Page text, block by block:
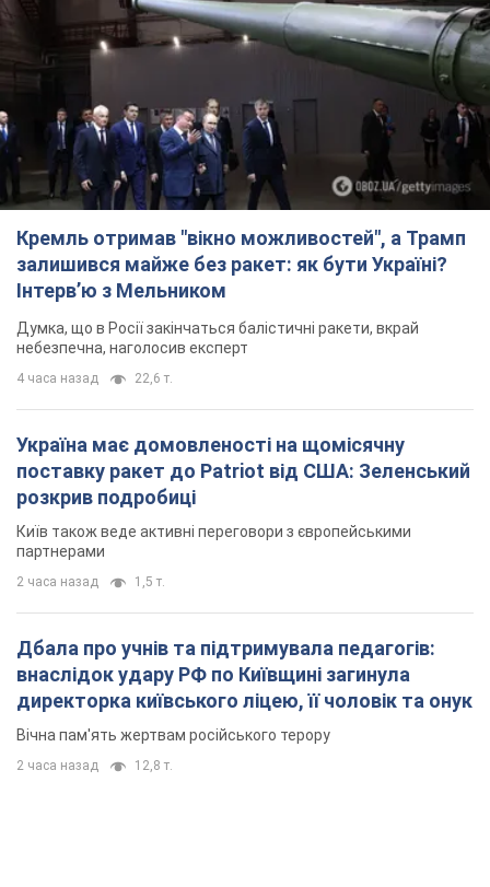
Кремль отримав "вікно можливостей", а Трамп
залишився майже без ракет: як бути Україні?
Інтерв’ю з Мельником
Думка, що в Росії закінчаться балістичні ракети, вкрай
небезпечна, наголосив експерт
4 часа назад 22,6 т.
Україна має домовленості на щомісячну
поставку ракет до Patriot від США: Зеленський
розкрив подробиці
Київ також веде активні переговори з європейськими
партнерами
2 часа назад 1,5 т.
Дбала про учнів та підтримувала педагогів:
внаслідок удару РФ по Київщині загинула
директорка київського ліцею, її чоловік та онук
Вічна пам'ять жертвам російського терору
2 часа назад 12,8 т.